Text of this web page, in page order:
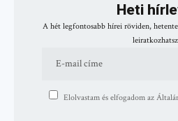
Heti
A hét legfontosabb hírei röviden,
Elolvastam és elfogadom az